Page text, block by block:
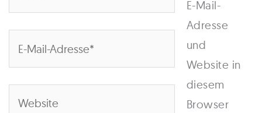
E-Mail-
Adresse
und
Website in
diesem
Browser